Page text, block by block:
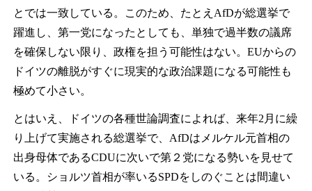
とでは一致している。このため、たとえAfDが総選挙で
躍進し、第一党になったとしても、単独で過半数の議席
を確保しない限り、政権を担う可能性はない。EUからの
ドイツの離脱がすぐに現実的な政治課題になる可能性も
極めて小さい。
とはいえ、ドイツの各種世論調査によれば、来年2月に繰
り上げて実施される総選挙で、AfDはメルケル元首相の
出身母体であるCDUに次いで第２党になる勢いを見せて
いる。ショルツ首相が率いるSPDをしのぐことは間違い